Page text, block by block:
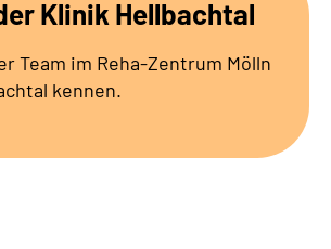
Klinik Hellbachtal
Team im Reha-Zentrum Mölln
kennen.